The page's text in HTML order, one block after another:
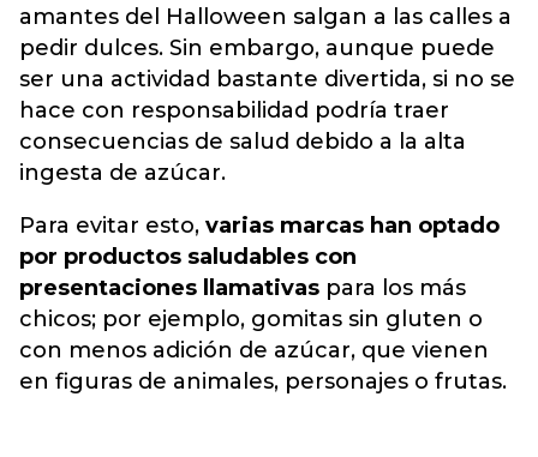
amantes del Halloween salgan a las calles a
pedir dulces. Sin embargo, aunque puede
ser una actividad bastante divertida, si no se
hace con responsabilidad podría traer
consecuencias de salud debido a la alta
ingesta de azúcar.
Para evitar esto, varias marcas han optado
por productos saludables con
presentaciones llamativas para los más
chicos; por ejemplo, gomitas sin gluten o
con menos adición de azúcar, que vienen
en figuras de animales, personajes o frutas.